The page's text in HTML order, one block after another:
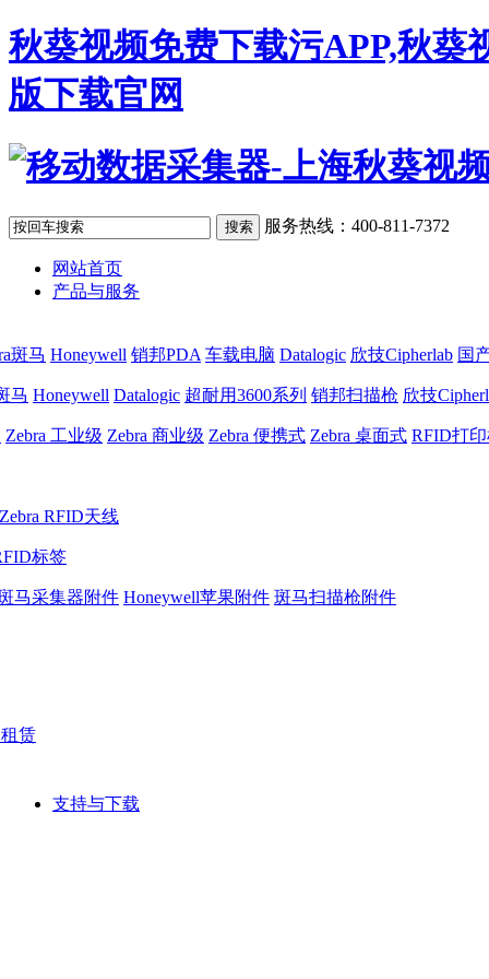
秋葵视频免费下载污APP,秋葵
版下载官网
服务热线：400-811-7372
网站首页
产品与服务
斑马 Honeywell 销邦PDA 车载电脑 Datalogic 欣技Cipherlab 国
马 Honeywell Datalogic 超耐用3600系列 销邦扫描枪 欣技
Zebra 工业级 Zebra 商业级 Zebra 便携式 Zebra 桌面式 RFID打
Zebra RFID天线
标签
马采集器附件 Honeywell苹果附件 斑马扫描枪附件
赁
支持与下载